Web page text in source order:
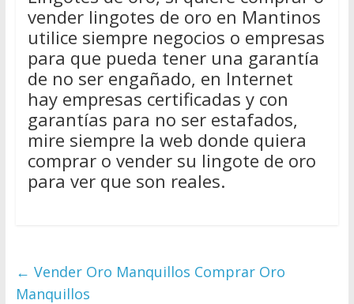
vender lingotes de oro en Mantinos
utilice siempre negocios o empresas
para que pueda tener una garantía
de no ser engañado, en Internet
hay empresas certificadas y con
garantías para no ser estafados,
mire siempre la web donde quiera
comprar o vender su lingote de oro
para ver que son reales.
← Vender Oro Manquillos Comprar Oro
Manquillos